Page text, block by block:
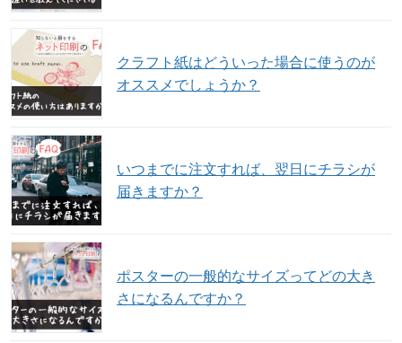
クラフト紙はどういった場合に使うのが
オススメでしょうか？
いつまでに注文すれば、翌日にチラシが
届きますか？
ポスターの一般的なサイズってどの大き
さになるんですか？